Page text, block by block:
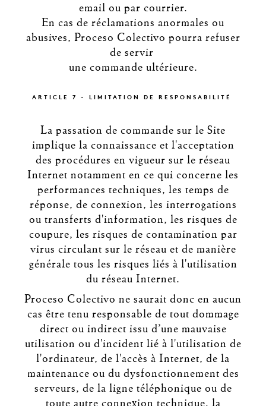
email ou par courrier.
En cas de réclamations anormales ou
abusives, Proceso Colectivo pourra refuser
de servir
une commande ultérieure.
ARTICLE 7 - LIMITATION DE RESPONSABILITÉ
La passation de commande sur le Site
implique la connaissance et l'acceptation
des procédures en vigueur sur le réseau
Internet notamment en ce qui concerne les
performances techniques, les temps de
réponse, de connexion, les interrogations
ou transferts d'information, les risques de
coupure, les risques de contamination par
virus circulant sur le réseau et de manière
générale tous les risques liés à l'utilisation
du réseau Internet.
Proceso Colectivo ne saurait donc en aucun
cas être tenu responsable de tout dommage
direct ou indirect issu d’une mauvaise
utilisation ou d'incident lié à l'utilisation de
l'ordinateur, de l'accès à Internet, de la
maintenance ou du dysfonctionnement des
serveurs, de la ligne téléphonique ou de
toute autre connexion technique, la